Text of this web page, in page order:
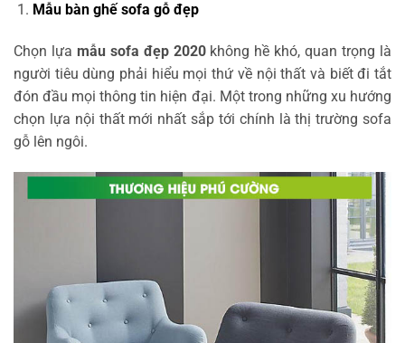
Mẫu bàn ghế sofa gỗ đẹp
Chọn lựa mẫu sofa đẹp 2020không hề khó, quan trọng là
người tiêu dùng phải hiểu mọi thứ về nội thất và biết đi tắt
đón đầu mọi thông tin hiện đại. Một trong những xu hướng
chọn lựa nội thất mới nhất sắp tới chính là thị trường sofa
gỗ lên ngôi.